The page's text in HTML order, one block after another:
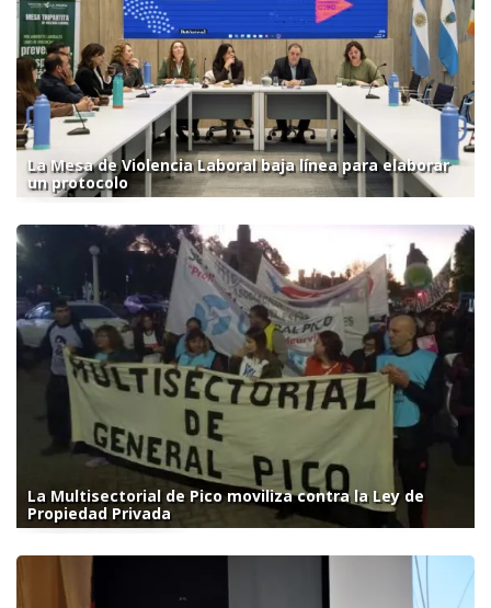
La Mesa de Violencia Laboral baja línea para elaborar
un protocolo
La Multisectorial de Pico moviliza contra la Ley de
Propiedad Privada